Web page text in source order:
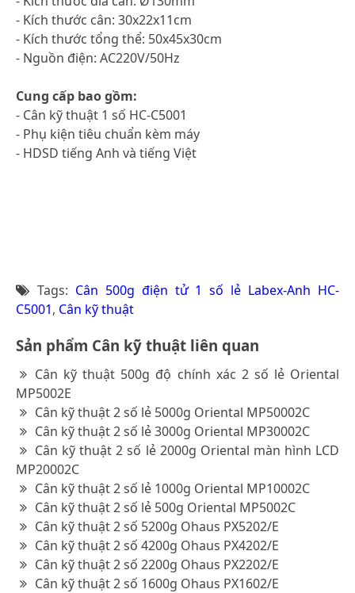
- Kích thước cân: 30x22x11cm
- Kích thước tổng thể: 50x45x30cm
- Nguồn điện: AC220V/50Hz
Cung cấp bao gồm:
- Cân kỹ thuật 1 số HC-C5001
- Phụ kiện tiêu chuẩn kèm máy
- HDSD tiếng Anh và tiếng Việt
Tags: Cân 500g điện tử 1 số lẻ Labex-Anh HC-
C5001, Cân kỹ thuật
Sản phẩm Cân kỹ thuật liên quan
Cân kỹ thuật 500g độ chính xác 2 số lẻ Oriental
MP5002E
Cân kỹ thuật 2 số lẻ 5000g Oriental MP50002C
Cân kỹ thuật 2 số lẻ 3000g Oriental MP30002C
Cân kỹ thuật 2 số lẻ 2000g Oriental màn hình LCD
MP20002C
Cân kỹ thuật 2 số lẻ 1000g Oriental MP10002C
Cân kỹ thuật 2 số lẻ 500g Oriental MP5002C
Cân kỹ thuật 2 số 5200g Ohaus PX5202/E
Cân kỹ thuật 2 số 4200g Ohaus PX4202/E
Cân kỹ thuật 2 số 2200g Ohaus PX2202/E
Cân kỹ thuật 2 số 1600g Ohaus PX1602/E